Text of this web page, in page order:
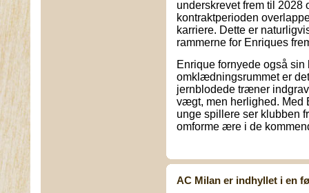
underskrevet frem til 2028
kontraktperioden
karriere. Dette er
rammerne for Enriques
Enrique fornyede også sin
omklædningsrummet er
jernblodede træner
vægt, men herlighed. Med
unge spillere ser klubben
omforme ære i de
AC Milan er indhyllet i en